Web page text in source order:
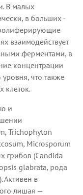
В малых
в больших -
взаимодействует
ферментами, в
концентрации
что также
клеток.
и
Trichophyton
Microsporum
грибов (Candida
glabrata, рода
Активен в
лишая —